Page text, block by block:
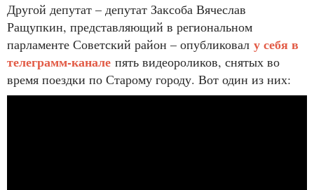
Другой депутат – депутат Заксоба Вячеслав
Ращупкин, представляющий в региональном
парламенте Советский район – опубликовал у себя в
телеграмм-канале пять видеороликов, снятых во
время поездки по Старому городу. Вот один из них: